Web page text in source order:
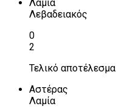
Λαμία
Λεβαδειακός
0
2
Τελικό αποτέλεσμα
Αστέρας
Λαμία